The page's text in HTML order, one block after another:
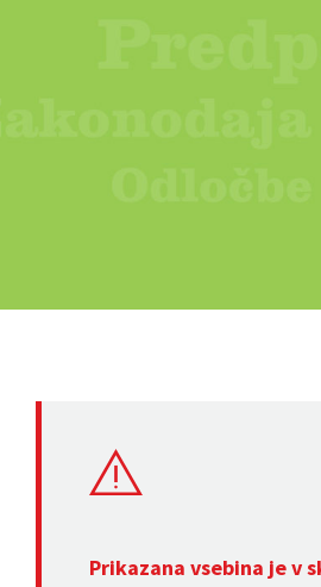
Prikazana vsebina je v